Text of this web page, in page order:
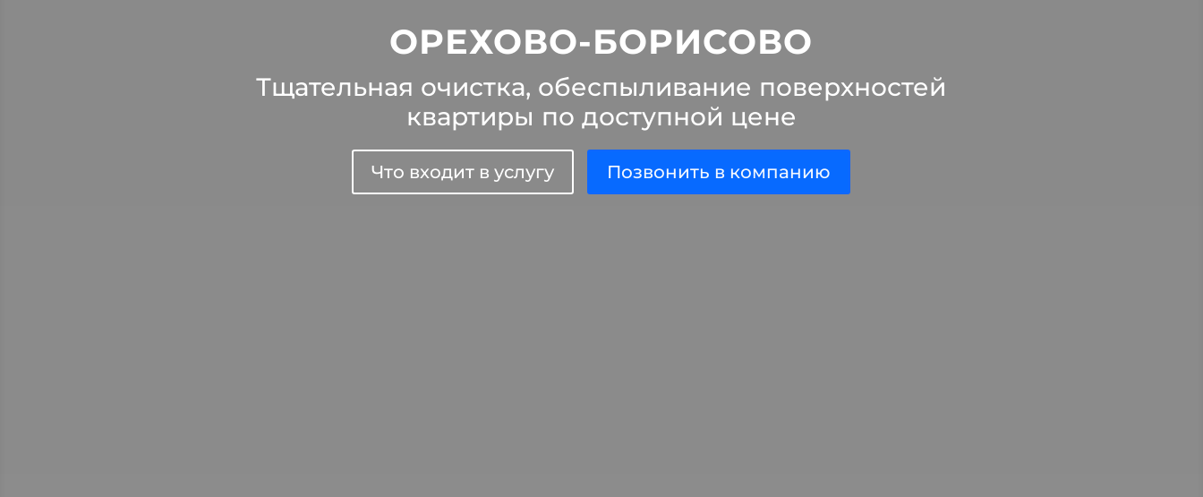
ОРЕХОВО-БОРИСОВО
Тщательная очистка, обеспыливание поверхностей
квартиры по доступной цене
Что входит в услугу Позвонить в компанию